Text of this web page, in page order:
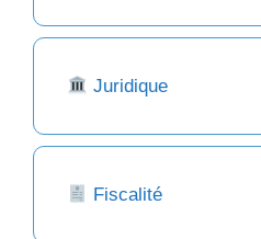
Juridique
Fiscalité